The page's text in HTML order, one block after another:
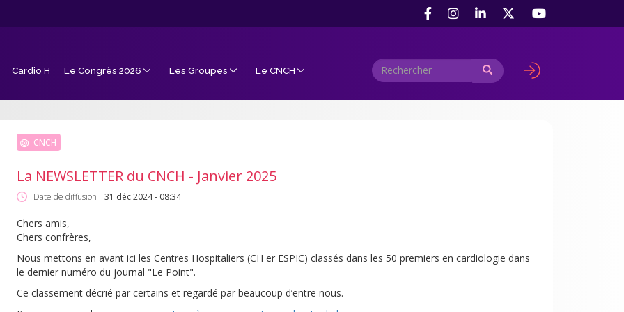
User
account
Cardio H Le Congrès 2026 Les Groupes Le CNCH Rechercher Rechercher
CNCH
La NEWSLETTER du CNCH - Janvier 2025
Date de diffusion : 31 déc 2024 - 08:34
Chers amis,
Chers confrères,
Nous mettons en avant ici les Centres Hospitaliers (CH er ESPIC) classés dans les 50 premiers en cardiologie dans
le dernier numéro du journal "Le Point".
Ce classement décrié par certains et regardé par beaucoup d’entre nous.